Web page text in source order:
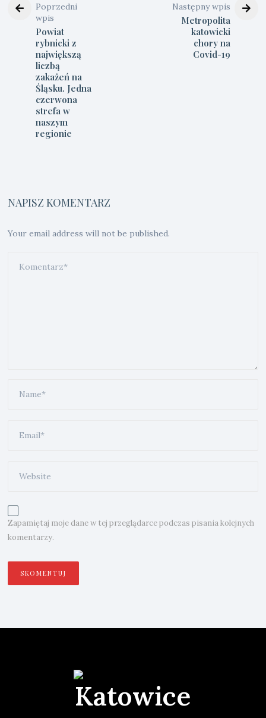
Poprzedni
wpis
Powiat
rybnicki z
największą
liczbą
zakażeń na
Śląsku. Jedna
czerwona
strefa w
naszym
regionie
Następny wpis
Metropolita
katowicki
chory na
Covid-19
NAPISZ KOMENTARZ
Your email address will not be published.
Zapamiętaj moje dane w tej przeglądarce podczas pisania kolejnych
komentarzy.